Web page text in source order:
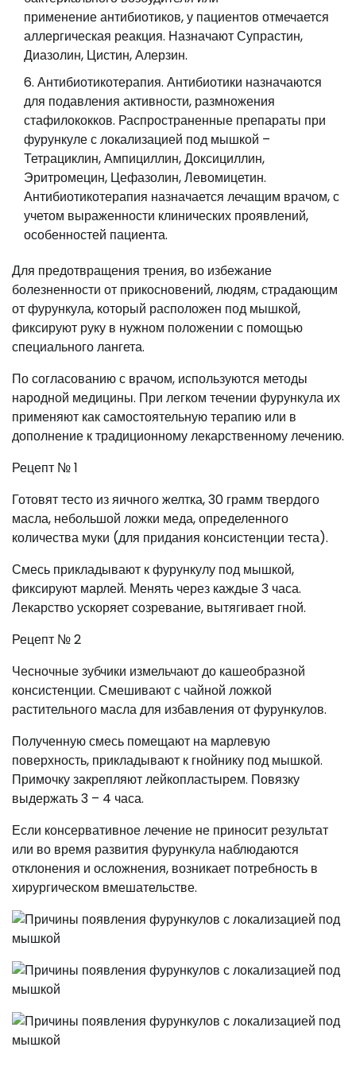
применение антибиотиков, у пациентов отмечается
аллергическая реакция. Назначают Супрастин,
Диазолин, Цистин, Алерзин.
Антибиотикотерапия. Антибиотики назначаются
для подавления активности, размножения
стафилококков. Распространенные препараты при
фурункуле с локализацией под мышкой –
Тетрациклин, Ампициллин, Доксициллин,
Эритромецин, Цефазолин, Левомицетин.
Антибиотикотерапия назначается лечащим врачом, с
учетом выраженности клинических проявлений,
особенностей пациента.
Для предотвращения трения, во избежание
болезненности от прикосновений, людям, страдающим
от фурункула, который расположен под мышкой,
фиксируют руку в нужном положении с помощью
специального лангета.
По согласованию с врачом, используются методы
народной медицины. При легком течении фурункула их
применяют как самостоятельную терапию или в
дополнение к традиционному лекарственному лечению.
Рецепт № 1
Готовят тесто из яичного желтка, 30 грамм твердого
масла, небольшой ложки меда, определенного
количества муки (для придания консистенции теста).
Смесь прикладывают к фурункулу под мышкой,
фиксируют марлей. Менять через каждые 3 часа.
Лекарство ускоряет созревание, вытягивает гной.
Рецепт № 2
Чесночные зубчики измельчают до кашеобразной
консистенции. Смешивают с чайной ложкой
растительного масла для избавления от фурункулов.
Полученную смесь помещают на марлевую
поверхность, прикладывают к гнойнику под мышкой.
Примочку закрепляют лейкопластырем. Повязку
выдержать 3 – 4 часа.
Если консервативное лечение не приносит результат
или во время развития фурункула наблюдаются
отклонения и осложнения, возникает потребность в
хирургическом вмешательстве.